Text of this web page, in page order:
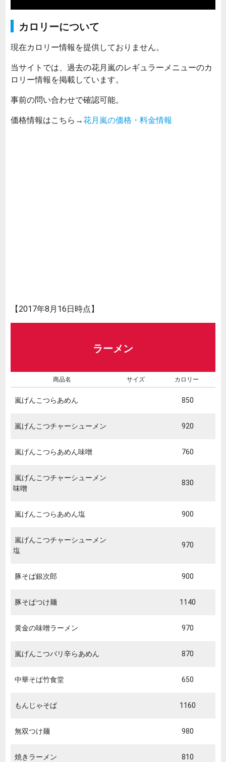
カロリーについて
現在カロリー情報を提供しておりません。
当サイトでは、過去の花月嵐のレギュラーメニューのカ
ロリー情報を掲載しています。
事前の問い合わせで確認可能。
価格情報はこちら→花月嵐の価格・料金情報
【2017年8月16日時点】
ラーメン
商品名 サイズ カロリー
嵐げんこつらあめん 850
嵐げんこつチャーシューメン 920
嵐げんこつらあめん味噌 760
嵐げんこつチャーシューメン
味噌
830
嵐げんこつらあめん塩 900
嵐げんこつチャーシューメン
塩
970
豚そば銀次郎 900
豚そばつけ麺 1140
黄金の味噌ラーメン 970
嵐げんこつバリ辛らあめん 870
中華そば竹食堂 650
もんじゃそば 1160
無双つけ麺 980
焼きラーメン 810